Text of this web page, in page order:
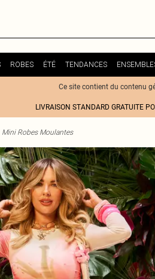
ROBES ÉTÉ TENDANCES
Ce site contient du contenu
LIVRAISON STANDARD GRATUITE
Mini Robes Moulantes